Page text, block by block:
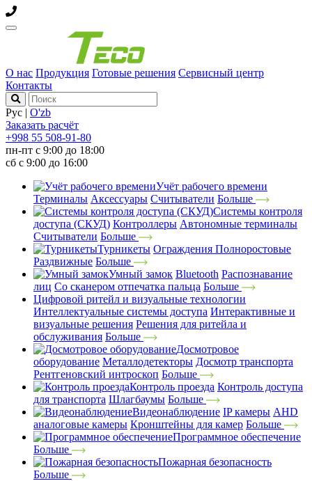
О нас Продукция Готовые решения Сервисный центр
Контакты
Рус | O'zb
Заказать расчёт
+998 55 508-91-80
пн-пт с 9:00 до 18:00
сб с 9:00 до 16:00
Учёт рабочего времени
Терминалы Аксессуары Считыватели Больше
Системы контроля
доступа (СКУД) Контроллеры Автономные терминалы
Считыватели Больше
Турникеты Ограждения Полноростовые
Раздвижные Больше
Умный замок Bluetooth Распознавание
лиц Со сканером отпечатка пальца Больше
Цифровой ритейл и визуальные технологии
Интеллектуальные системы доступа Интерактивные и
визуальные решения Решения для ритейла и
обслуживания Больше
Досмотровое
оборудование Металлодетекторы Досмотр транспорта
Рентгеновский интроскоп Больше
Контроль проезда Контроль доступа
для транспорта Шлагбаумы Больше
Видеонаблюдение IP камеры AHD
аналоговые камеры Кронштейны для камер Больше
Программное обеспечение
Больше
Пожарная безопасность
Больше